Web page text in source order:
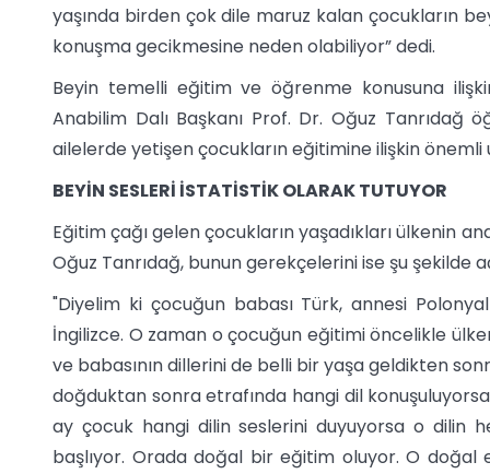
yaşında birden çok dile maruz kalan çocukların
konuşma gecikmesine neden olabiliyor” dedi.
Beyin temelli eğitim ve öğrenme konusuna
Anabilim Dalı Başkanı Prof. Dr. Oğuz
ailelerde yetişen çocukların eğitimine ilişkin önemli
BEYİN SESLERİ İSTATİSTİK OLARAK TUTUYOR
Eğitim çağı gelen çocukların yaşadıkları ülkenin
Oğuz Tanrıdağ, bunun gerekçelerini ise şu şekilde
"Diyelim ki çocuğun babası Türk, annesi
İngilizce. O zaman o çocuğun eğitimi öncelikle
ve babasının dillerini de belli bir yaşa geldikten
doğduktan sonra etrafında hangi dil
ay çocuk hangi dilin seslerini duyuyorsa o dilin
başlıyor. Orada doğal bir eğitim oluyor. O